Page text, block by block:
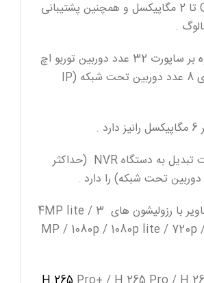
مگاپیکسل و CVI تا 2 مگاپیکسل و همچنین پشتیبانی
.
این دستگاه علاوه بر ساپورت 32 عدد دوربین توربو اچ
دی قابلیت ورودی 8 عدد دوربین تحت شبکه (IP
.
و همچنین قابلیت تبدیل به دستگاه NVR (حداکثر
قابلیت ضبط تصاویر با رزولیشون های 4MP lite / 3
MP / 1080p / 1080p lite / 720p